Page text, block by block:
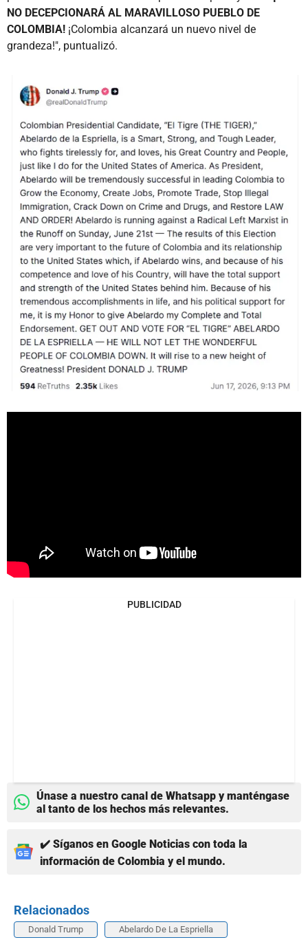
NO DECEPCIONARÁ AL MARAVILLOSO PUEBLO DE
COLOMBIA! ¡Colombia alcanzará un nuevo nivel de
grandeza!", puntualizó.
PUBLICIDAD
Únase a nuestro canal de Whatsapp y manténgase
al tanto de los hechos más relevantes.
✔️ Síganos en Google Noticias con toda la
información de Colombia y el mundo.
Relacionados
Donald Trump Abelardo De La Espriella